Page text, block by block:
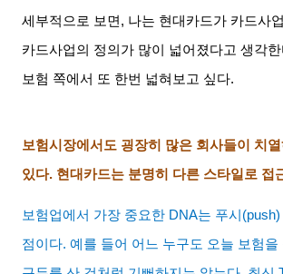
세부적으로 보면 , 나는 현대카드가 카드사
카드사업의 정의가 많이 넓어졌다고 생각
보험 쪽에서 또 한번 넓혀보고 싶다.
보험시장에서도 굉장히 많은 회사들이 치
있다. 현대카드는 분명히 다른 스타일로 접
보험업에서 가장 중요한 DNA는 푸시
점이다.예를 들어 어느 누구도 오늘 보험을